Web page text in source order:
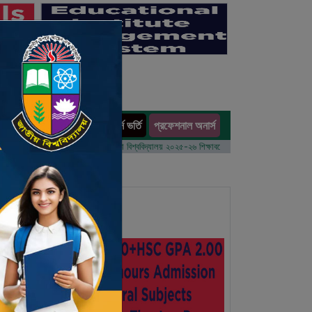
অনার্স ভর্তি প্রফেশনাল অনার্স
ভর্তি আবেদন বিজ্ঞপ্তি ঢাকা বিশ্ববিদ্যালয় ২০২৫-২৬ শিক্ষাবর্ষে আন্ডারগ্র্যাজুয়েট প্রোগ্রামে ভর্তি